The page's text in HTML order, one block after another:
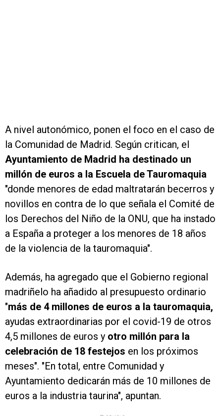
A nivel autonómico, ponen el foco en el caso de
la Comunidad de Madrid. Según critican, el
Ayuntamiento de Madrid ha destinado un
millón de euros a la Escuela de Tauromaquia
"donde menores de edad maltratarán becerros y
novillos en contra de lo que señala el Comité de
los Derechos del Niño de la ONU, que ha instado
a España a proteger a los menores de 18 años
de la violencia de la tauromaquia".
Además, ha agregado que el Gobierno regional
madriñelo ha añadido al presupuesto ordinario
"más de 4 millones de euros a la tauromaquia,
ayudas extraordinarias por el covid-19 de otros
4,5 millones de euros y otro millón para la
celebración de 18 festejos en los próximos
meses". "En total, entre Comunidad y
Ayuntamiento dedicarán más de 10 millones de
euros a la industria taurina", apuntan.